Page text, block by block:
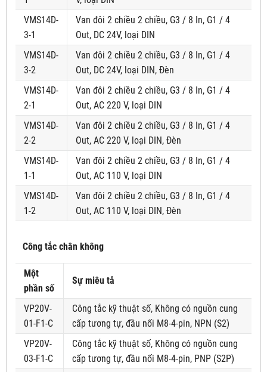
VMS14D-
3-1
Van đôi 2 chiều 2 chiều, G3 / 8 In, G1 / 4
Out, DC 24V, loại DIN
VMS14D-
3-2
Van đôi 2 chiều 2 chiều, G3 / 8 In, G1 / 4
Out, DC 24V, loại DIN, Đèn
VMS14D-
2-1
Van đôi 2 chiều 2 chiều, G3 / 8 In, G1 / 4
Out, AC 220 V, loại DIN
VMS14D-
2-2
Van đôi 2 chiều 2 chiều, G3 / 8 In, G1 / 4
Out, AC 220 V, loại DIN, Đèn
VMS14D-
1-1
Van đôi 2 chiều 2 chiều, G3 / 8 In, G1 / 4
Out, AC 110 V, loại DIN
VMS14D-
1-2
Van đôi 2 chiều 2 chiều, G3 / 8 In, G1 / 4
Out, AC 110 V, loại DIN, Đèn
Công tắc chân không
Một
phần số
Sự miêu tả
VP20V-
01-F1-C
Công tắc kỹ thuật số, Không có nguồn cung
cấp tương tự, đầu nối M8-4-pin, NPN (S2)
VP20V-
03-F1-C
Công tắc kỹ thuật số, Không có nguồn cung
cấp tương tự, đầu nối M8-4-pin, PNP (S2P)